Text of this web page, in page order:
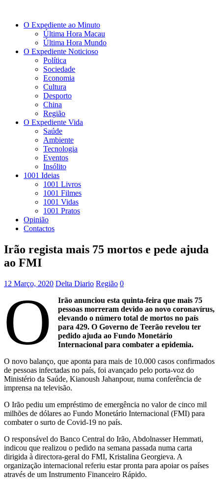
O Expediente ao Minuto
Última Hora Macau
Última Hora Mundo
O Expediente Noticioso
Política
Sociedade
Economia
Cultura
Desporto
China
Região
O Expediente Vida
Saúde
Ambiente
Tecnologia
Eventos
Insólito
1001 Ideias
1001 Livros
1001 Filmes
1001 Vidas
1001 Pratos
Opinião
Contactos
Irão regista mais 75 mortos e pede ajuda
ao FMI
12 Março, 2020 Delta Diario Região 0
O
Irão anunciou esta quinta-feira que mais 75
pessoas morreram devido ao novo coronavírus,
elevando o número total de mortos no país
para 429. O Governo de Teerão revelou ter
pedido ajuda ao Fundo Monetário
Internacional para combater a epidemia.
O novo balanço, que aponta para mais de 10.000 casos confirmados
de pessoas infectadas no país, foi avançado pelo porta-voz do
Ministério da Saúde, Kianoush Jahanpour, numa conferência de
imprensa na televisão.
O Irão pediu um empréstimo de emergência no valor de cinco mil
milhões de dólares ao Fundo Monetário Internacional (FMI) para
combater o surto de Covid-19 no país.
O responsável do Banco Central do Irão, Abdolnasser Hemmati,
indicou que realizou o pedido na semana passada numa carta
dirigida à directora-geral do FMI, Kristalina Georgieva. A
organização internacional referiu estar pronta para apoiar os países
através de um Instrumento Financeiro Rápido.